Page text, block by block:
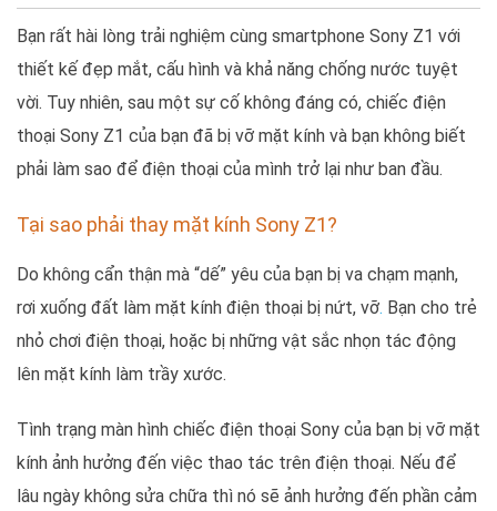
Bạn rất hài lòng trải nghiệm cùng smartphone Sony Z1 với
thiết kế đẹp mắt, cấu hình và khả năng chống nước tuyệt
vời. Tuy nhiên, sau một sự cố không đáng có, chiếc điện
thoại Sony Z1 của bạn đã bị vỡ mặt kính và bạn không biết
phải làm sao để điện thoại của mình trở lại như ban đầu.
Tại sao phải thay mặt kính Sony Z1?
Do không cẩn thận mà “dế” yêu của bạn bị va chạm mạnh,
rơi xuống đất làm mặt kính điện thoại bị nứt, vỡ. Bạn cho trẻ
nhỏ chơi điện thoại, hoặc bị những vật sắc nhọn tác động
lên mặt kính làm trầy xước.
Tình trạng màn hình chiếc điện thoại Sony của bạn bị vỡ mặt
kính ảnh hưởng đến việc thao tác trên điện thoại. Nếu để
lâu ngày không sửa chữa thì nó sẽ ảnh hưởng đến phần cảm